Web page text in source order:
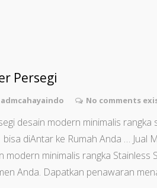
Persegi
admcahayaindo No comments
desain modern minimalis
diAntar ke Rumah Anda … Jual
modern minimalis rangka Stainless
Anda. Dapatkan penawaran